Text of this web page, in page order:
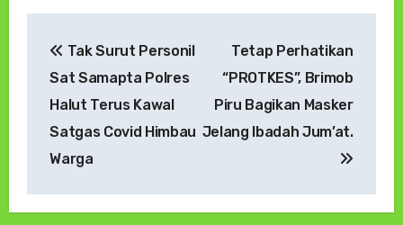
pos
Tak Surut Personil
Sat Samapta Polres
Halut Terus Kawal
Satgas Covid Himbau
Warga
Tetap Perhatikan
“PROTKES”, Brimob
Piru Bagikan Masker
Jelang Ibadah Jum’at.